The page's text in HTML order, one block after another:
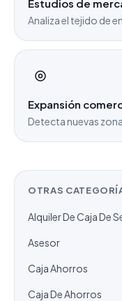
Estudios de
Analiza el tejido de
Expansión
Detecta nuevas
OTRAS
Alquiler De Caja De
Asesor
Caja Ahorros
Caja De Ahorros